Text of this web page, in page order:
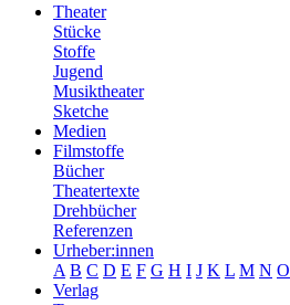
Theater
Stücke
Stoffe
Jugend
Musiktheater
Sketche
Medien
Filmstoffe
Bücher
Theatertexte
Drehbücher
Referenzen
Urheber:innen
A B C D E F G H I J K L M N O
Verlag